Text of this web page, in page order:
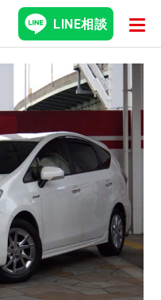
LINE相談